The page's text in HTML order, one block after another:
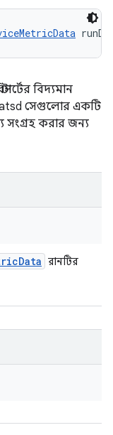
বিদ্যমান
সেগুলোর একটি
সংগ্রহ করার জন্য
Data রানটির